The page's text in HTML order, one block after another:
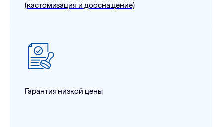
(кастомизация и дооснащение)
Гарантия низкой цены